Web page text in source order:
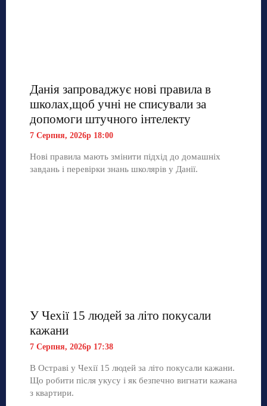
Данія запроваджує нові правила в
школах,щоб учні не списували за
допомоги штучного інтелекту
7 Серпня, 2026р 18:00
Нові правила мають змінити підхід до домашніх
завдань і перевірки знань школярів у Данії.
У Чехії 15 людей за літо покусали
кажани
7 Серпня, 2026р 17:38
В Остраві у Чехії 15 людей за літо покусали кажани.
Що робити після укусу і як безпечно вигнати кажана
з квартири.